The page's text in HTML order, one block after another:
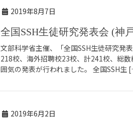
2019年8月7日
全国SSH生徒研究発表会 (神
文部科学省主催、「全国SSH生徒研究発
218校、海外招聘校23校、計241校、総
囲気の発表が行われました。 全国SSH生
2019年6月2日